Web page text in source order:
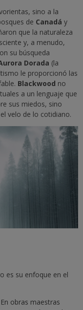
sino a la
de Canadá y
que la naturaleza
y, a menudo,
su búsqueda
Dorada (la
le proporcionó las
Blackwood no
a un lenguaje que
sus miedos, sino
velo de lo cotidiano.
es su enfoque en el
En obras maestras